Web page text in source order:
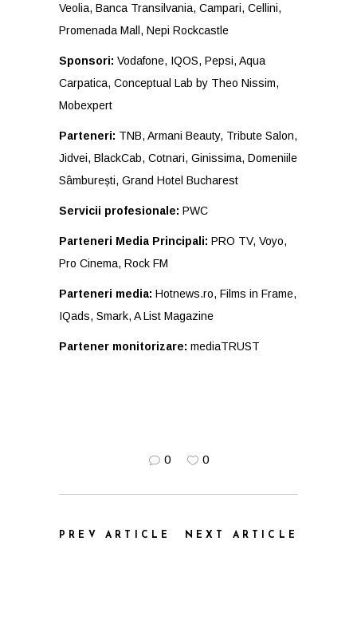
Veolia, Banca Transilvania, Campari, Cellini,
Promenada Mall, Nepi Rockcastle
Sponsori: Vodafone, IQOS, Pepsi, Aqua
Carpatica, Conceptual Lab by Theo Nissim,
Mobexpert
Parteneri: TNB, Armani Beauty, Tribute Salon,
Jidvei, BlackCab, Cotnari, Ginissima, Domeniile
Sâmburești, Grand Hotel Bucharest
Servicii profesionale: PWC
Parteneri Media Principali: PRO TV, Voyo,
Pro Cinema, Rock FM
Parteneri media: Hotnews.ro, Films in Frame,
IQads, Smark, A List Magazine
Partener monitorizare: mediaTRUST
0 0
PREV ARTICLE NEXT ARTICLE